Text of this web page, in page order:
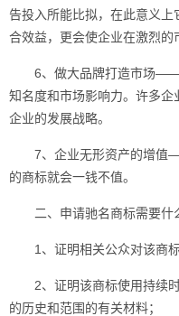
告投入所能比拟，在此意义
合效益，更会使企业在激烈的
6、做大品牌打造市场——“
知名度和市场影响力。许多企
企业的发展战略。
7、企业无形资产的增值
的商标就会一钱不值。
二、申请驰名商标需要什
1、证明相关公众对该商标
2、证明该商标使用持续时
的历史和范围的有关材料；